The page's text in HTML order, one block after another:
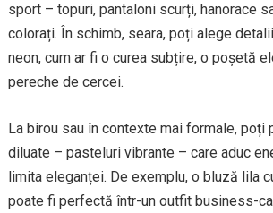
sport – topuri, pantaloni scurți, hanorace
colorați. În schimb, seara, poți alege
neon, cum ar fi o curea subțire, o poșetă
pereche de cercei.
La birou sau în contexte mai formale, poți
diluate – pasteluri vibrante – care aduc
limita eleganței. De exemplu, o bluză lila
poate fi perfectă într-un outfit business-